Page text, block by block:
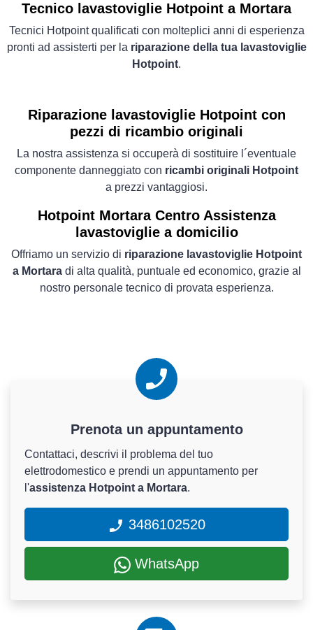
Tecnico lavastoviglie Hotpoint a Mortara
Tecnici Hotpoint qualificati con molteplici anni di esperienza
pronti ad assisterti per la riparazione della tua lavastoviglie
Hotpoint.
Riparazione lavastoviglie Hotpoint con
pezzi di ricambio originali
La nostra assistenza si occuperà di sostituire l´eventuale
componente danneggiato con ricambi originali Hotpoint
a prezzi vantaggiosi.
Hotpoint Mortara Centro Assistenza
lavastoviglie a domicilio
Offriamo un servizio di riparazione lavastoviglie Hotpoint
a Mortaradi alta qualità, puntuale ed economico, grazie al
nostro personale tecnico di provata esperienza.
Prenota un appuntamento
Contattaci, descrivi il problema del tuo
elettrodomestico e prendi un appuntamento per
l'assistenza Hotpoint a Mortara.
3486102520
WhatsApp